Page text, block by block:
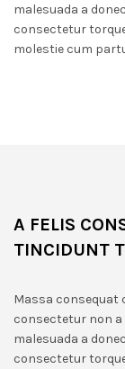
malesuada a
consectetur
molestie cum
A FELIS
TINCIDUNT
Massa consequat
consectetur non
malesuada a
consectetur